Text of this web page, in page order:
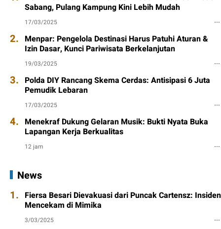
Sabang, Pulang Kampung Kini Lebih Mudah
17/03/2025
2. Menpar: Pengelola Destinasi Harus Patuhi Aturan &
Izin Dasar, Kunci Pariwisata Berkelanjutan
19/03/2025
3. Polda DIY Rancang Skema Cerdas: Antisipasi 6 Juta
Pemudik Lebaran
17/03/2025
4. Menekraf Dukung Gelaran Musik: Bukti Nyata Buka
Lapangan Kerja Berkualitas
12 jam
News
1. Fiersa Besari Dievakuasi dari Puncak Cartensz: Insiden
Mencekam di Mimika
3/03/2025